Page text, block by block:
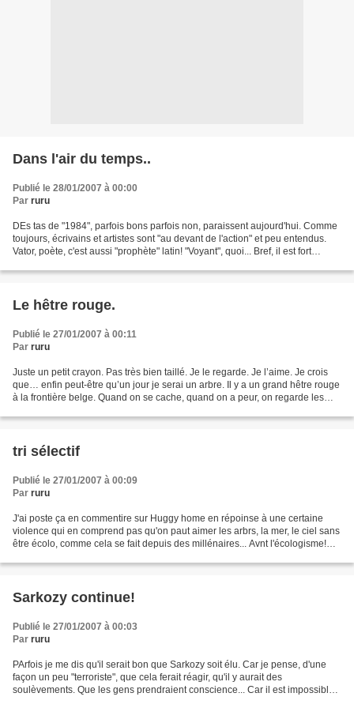
Dans l'air du temps..
Publié le 28/01/2007 à 00:00
Par ruru
DEs tas de "1984", parfois bons parfois non, paraissent aujourd'hui. Comme
toujours, écrivains et artistes sont "au devant de l'action" et peu entendus.
Vator, poète, c'est aussi "prophète" latin! "Voyant", quoi... Bref, il est fort
Le hêtre rouge.
Publié le 27/01/2007 à 00:11
Par ruru
Juste un petit crayon. Pas très bien taillé. Je le regarde. Je l’aime. Je crois
que… enfin peut-être qu’un jour je serai un arbre. Il y a un grand hêtre rouge
à la frontière belge. Quand on se cache, quand on a peur, on regarde les
tri sélectif
Publié le 27/01/2007 à 00:09
Par ruru
J'ai poste ça en commentire sur Huggy home en répoinse à une certaine
violence qui en comprend pas qu'on paut aimer les arbrs, la mer, le ciel sans
être écolo, comme cela se fait depuis des millénaires... Avnt l'écologisme!
Sarkozy continue!
Publié le 27/01/2007 à 00:03
Par ruru
PArfois je me dis qu'il serait bon que Sarkozy soit élu. Car je pense, d'une
façon un peu "terroriste", que cela ferait réagir, qu'il y aurait des
soulèvements. Que les gens prendraient conscience... Car il est impossible